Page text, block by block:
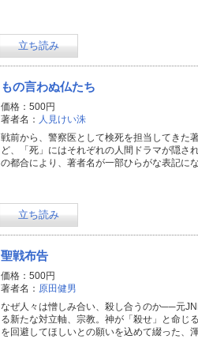
立ち読み
もの言わぬ仏たち
価格：500円
著者名： 人見けい洙
戦前から、警察医として検死を担当してきた
ど、「死」にはそれぞれの人間ドラマが隠さ
の都合により、著者名が一部ひらがな表記に
立ち読み
聖戦布告
価格：500円
著者名： 原田健男
なぜ人々は憎しみ合い、殺し合うのか──元
る新たな対立軸、宗教。神が「殺せ」と命じ
を回避してほしいとの願いを込めて綴った、渾